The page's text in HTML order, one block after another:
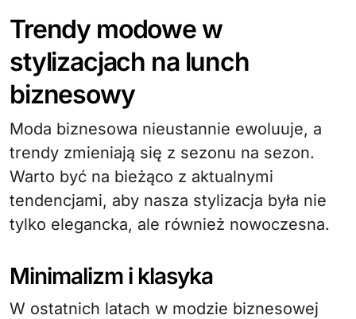
Trendy modowe w
stylizacjach na lunch
biznesowy
Moda biznesowa nieustannie ewoluuje, a
trendy zmieniają się z sezonu na sezon.
Warto być na bieżąco z aktualnymi
tendencjami, aby nasza stylizacja była nie
tylko elegancka, ale również nowoczesna.
Minimalizm i klasyka
W ostatnich latach w modzie biznesowej